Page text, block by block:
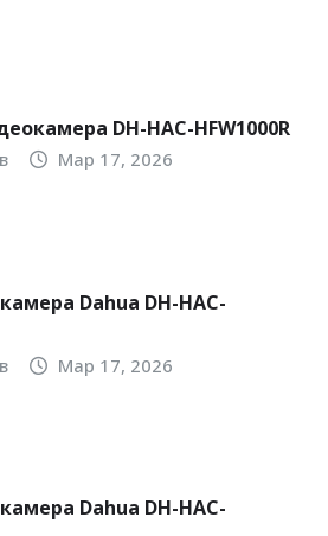
DH-HAC-HFW1000R
Мар 17, 2026
Dahua DH-HAC-
Мар 17, 2026
Dahua DH-HAC-